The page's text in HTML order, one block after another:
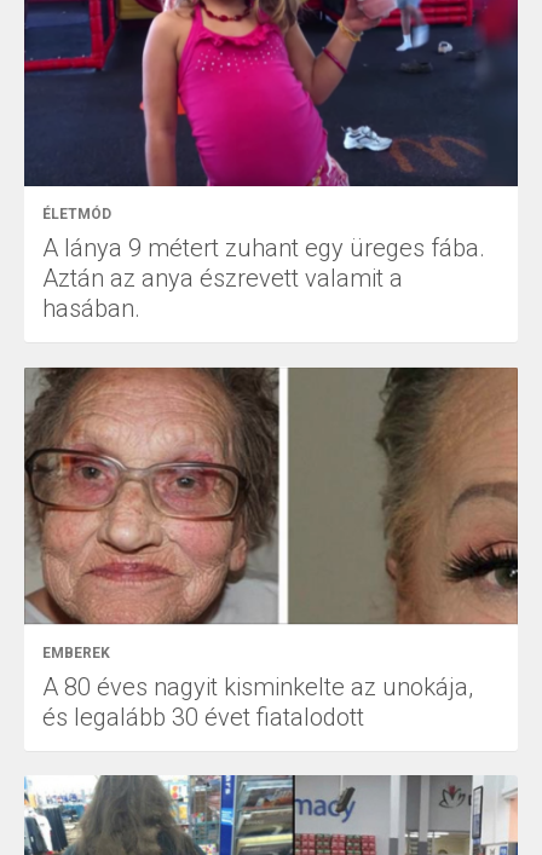
ÉLETMÓD
A lánya 9 métert zuhant egy üreges fába.
Aztán az anya észrevett valamit a
hasában.
EMBEREK
A 80 éves nagyit kisminkelte az unokája,
és legalább 30 évet fiatalodott